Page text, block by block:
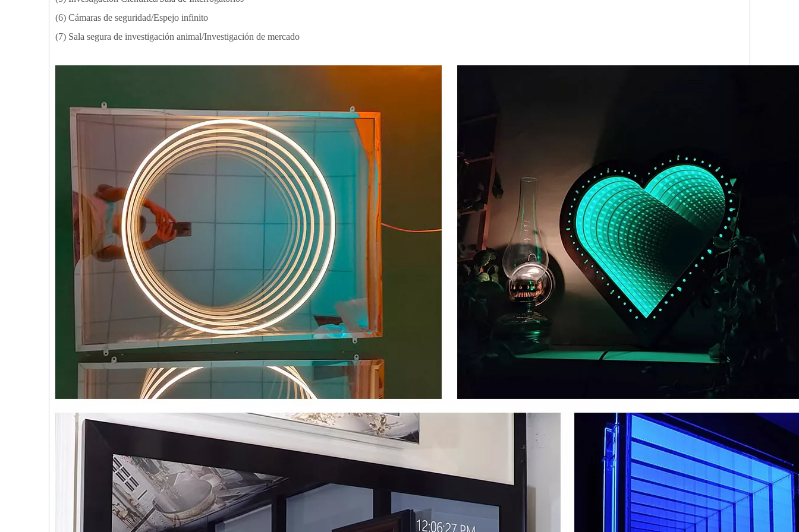
(6) Cámaras de seguridad/Espejo infinito
(7) Sala segura de investigación animal/Investigación de mercado